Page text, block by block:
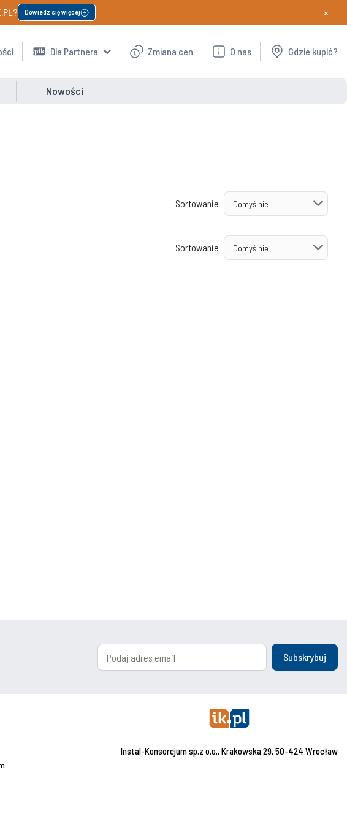
Dowiedz się więcej ×
Dla Partnera Zmiana cen O nas Gdzie kupić?
Nowości
Sortowanie
Sortowanie
Subskrybuj
Instal-Konsorcjum sp.z o.o., Krakowska 29, 50-424 Wrocław